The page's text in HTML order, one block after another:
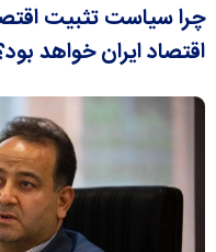
چرا سیاست تثبیت
اقتصاد ایران خواهد